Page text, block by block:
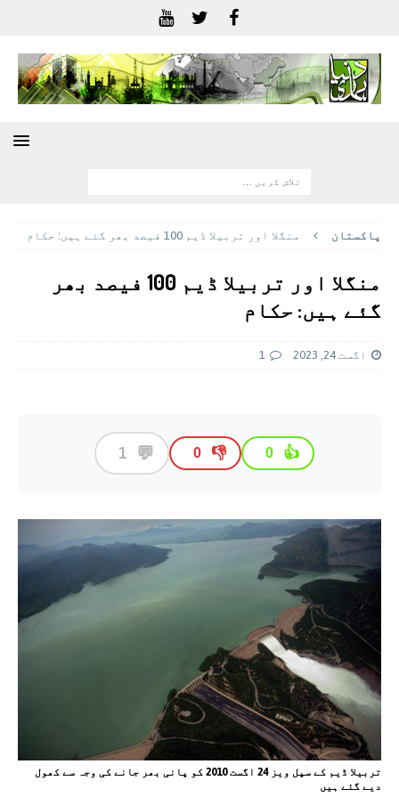
پاکستان منگلا اور تربیلا ڈیم 100 فیصد بھر گئے ہیں: حکام
منگلا اور تربیلا ڈیم 100 فیصد بھر
گئے ہیں: حکام
اگست 24, 2023 1
👍
0
👎
0
💬
1
تربیلا ڈیم کے سپل ویز 24 اگست 2010 کو پانی بھر جانے کی وجہ سے کھول
دیے گئے ہیں